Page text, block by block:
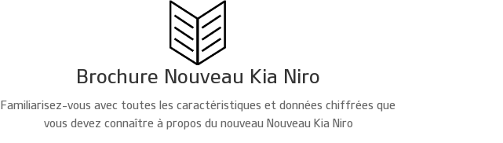
Brochure Nouveau Kia Niro
Familiarisez-vous avec toutes les caractéristiques et données chiffrées que
vous devez connaître à propos du nouveau Nouveau Kia Niro